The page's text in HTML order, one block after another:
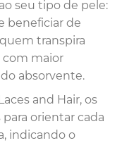
seu tipo de pele:
beneficiar de
transpira
com maior
absorvente.
and Hair, os
orientar cada
indicando o